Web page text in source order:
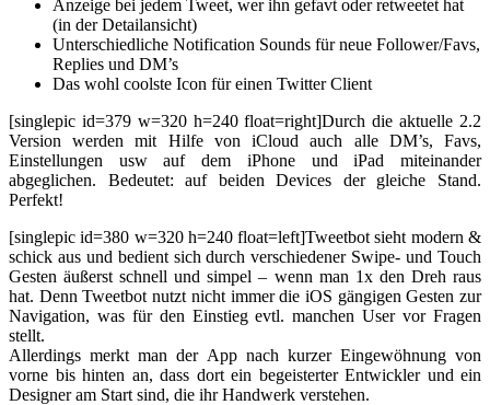
Anzeige bei jedem Tweet, wer ihn gefavt oder retweetet hat
(in der Detailansicht)
Unterschiedliche Notification Sounds für neue Follower/Favs,
Replies und DM’s
Das wohl coolste Icon für einen Twitter Client
[singlepic id=379 w=320 h=240 float=right]Durch die aktuelle 2.2
Version werden mit Hilfe von iCloud auch alle DM’s, Favs,
Einstellungen usw auf dem iPhone und iPad miteinander
abgeglichen. Bedeutet: auf beiden Devices der gleiche Stand.
Perfekt!
[singlepic id=380 w=320 h=240 float=left]Tweetbot sieht modern &
schick aus und bedient sich durch verschiedener Swipe- und Touch
Gesten äußerst schnell und simpel – wenn man 1x den Dreh raus
hat. Denn Tweetbot nutzt nicht immer die iOS gängigen Gesten zur
Navigation, was für den Einstieg evtl. manchen User vor Fragen
stellt.
Allerdings merkt man der App nach kurzer Eingewöhnung von
vorne bis hinten an, dass dort ein begeisterter Entwickler und ein
Designer am Start sind, die ihr Handwerk verstehen.